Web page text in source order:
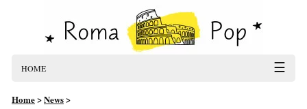
HOME ☰
Home>News>